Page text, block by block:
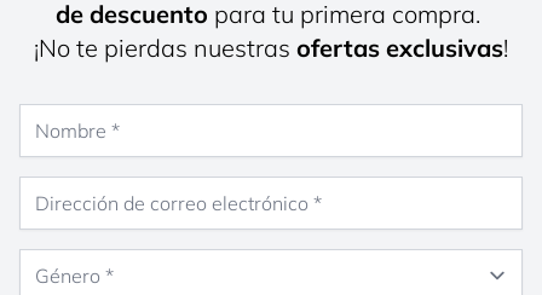
de descuento para tu primera compra.
¡No te pierdas nuestras ofertas exclusivas!